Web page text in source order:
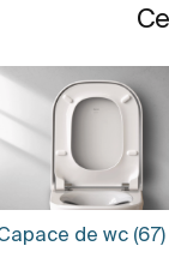
de wc (67)